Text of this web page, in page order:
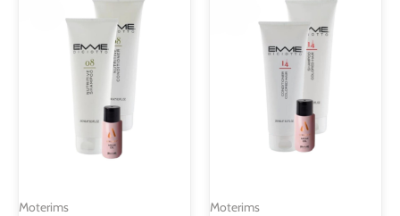
Moterims Moterims